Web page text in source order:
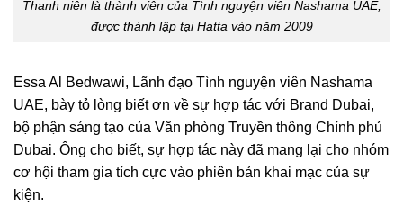
Thanh niên là thành viên của Tình nguyện viên Nashama UAE,
được thành lập tại Hatta vào năm 2009
Essa Al Bedwawi, Lãnh đạo Tình nguyện viên Nashama
UAE, bày tỏ lòng biết ơn về sự hợp tác với Brand Dubai,
bộ phận sáng tạo của Văn phòng Truyền thông Chính phủ
Dubai. Ông cho biết, sự hợp tác này đã mang lại cho nhóm
cơ hội tham gia tích cực vào phiên bản khai mạc của sự
kiện.